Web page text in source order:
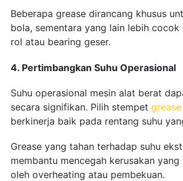
Beberapa grease dirancang khusus
bola, sementara yang lain lebih cocok
rol atau bearing geser.
4. Pertimbangkan Suhu Operasional
Suhu operasional mesin alat berat
secara signifikan. Pilih stempet grease
berkinerja baik pada rentang suhu
Grease yang tahan terhadap suhu
membantu mencegah kerusakan
oleh overheating atau pembekuan.